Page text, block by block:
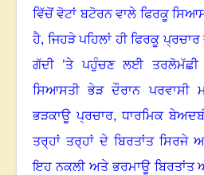
ਵਿੱਚੋਂ ਵੋਟਾਂ ਬਟੋਰਨ ਵਾਲੇ ਫਿਰਕੂ
ਹੈ, ਜਿਹੜੇ ਪਹਿਲਾਂ ਹੀ ਫਿਰਕੂ
ਗੱਦੀ ’ਤੇ ਪਹੁੰਚਣ ਲਈ
ਸਿਆਸਤੀ ਭੇੜ ਦੌਰਾਨ ਪਰਵਾਸੀ
ਭੜਕਾਊ ਪ੍ਰਚਾਰ,ਧਾਰਮਿਕ
ਤਰ੍ਹਾਂ ਤਰ੍ਹਾਂ ਦੇ ਬਿਰਤਾਂਤ ਸਿਰਜੇ
ਇਹ ਨਕਲੀ ਅਤੇ ਭਰਮਾਊ ਬਿਰਤਾਂਤ